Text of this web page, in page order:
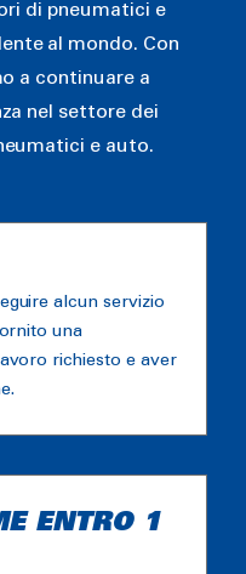
di pneumatici e
al mondo. Con
a continuare a
nel settore dei
e auto.
alcun servizio
una
richiesto e aver
ENTRO 1